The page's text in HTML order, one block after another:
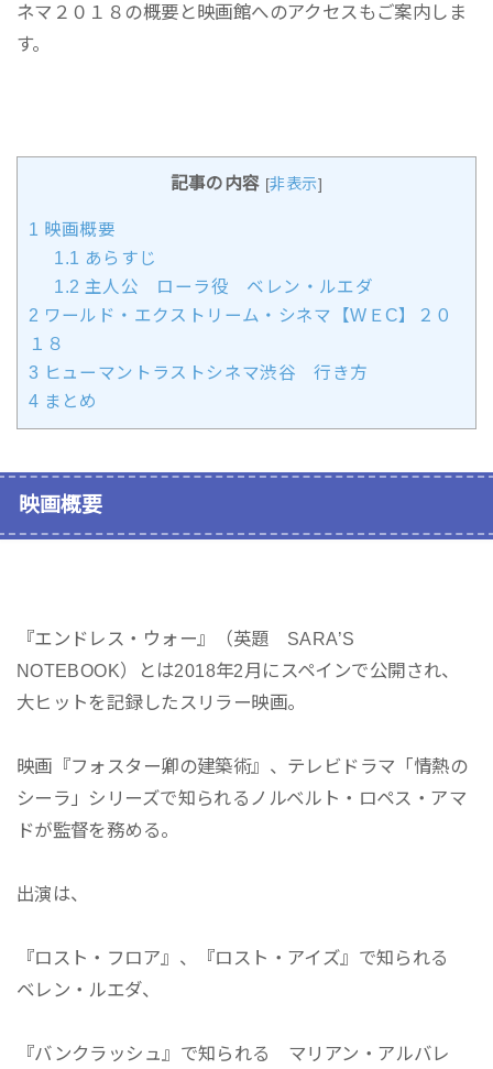
ネマ２０１８の概要と映画館へのアクセスもご案内しま
す。
記事の内容 [非表示]
1 映画概要
1.1 あらすじ
1.2 主人公 ローラ役 ベレン・ルエダ
2 ワールド・エクストリーム・シネマ【WＥC】２０
１８
3 ヒューマントラストシネマ渋谷 行き方
4 まとめ
映画概要
『エンドレス・ウォー』（英題 SARA’S
NOTEBOOK）とは2018年2月にスペインで公開され、
大ヒットを記録したスリラー映画。
映画『フォスター卿の建築術』、テレビドラマ「情熱の
シーラ」シリーズで知られるノルベルト・ロペス・アマ
ドが監督を務める。
出演は、
『ロスト・フロア』、『ロスト・アイズ』で知られる
ベレン・ルエダ、
『バンクラッシュ』で知られる マリアン・アルバレ